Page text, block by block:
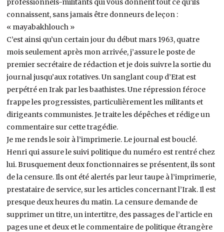
professionnels-militants qui vous donnent tout ce qu’ils
connaissent, sans jamais être donneurs de leçon :
« mayabakhlouch »
C’est ainsi qu’un certain jour du début mars 1963, quatre
mois seulement après mon arrivée, j’assure le poste de
premier secrétaire de rédaction et je dois suivre la sortie du
journal jusqu’aux rotatives. Un sanglant coup d’Etat est
perpétré en Irak par les baathistes. Une répression féroce
frappe les progressistes, particulièrement les militants et
dirigeants communistes. Je traite les dépêches et rédige un
commentaire sur cette tragédie.
Je me rends le soir à l’imprimerie. Le journal est bouclé.
Henri qui assure le suivi politique du numéro est rentré chez
lui. Brusquement deux fonctionnaires se présentent, ils sont
de la censure. Ils ont été alertés par leur taupe à l’imprimerie,
prestataire de service, sur les articles concernant l’Irak. Il est
presque deux heures du matin. La censure demande de
supprimer un titre, un intertitre, des passages de l’article en
pages une et deux et le commentaire de politique étrangère